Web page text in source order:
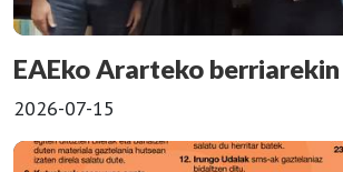
EAEko Ararteko
2026-07-15